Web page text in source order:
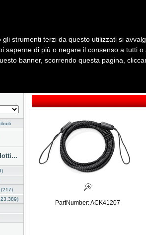
Dati Cliente Servizi Company
Fotografia Telefonia Audio Video
PartNumber: ACK41207
gli strumenti terzi da questo utilizzati si
saperne di più o negare il consenso a tutti
banner, scorrendo questa pagina,